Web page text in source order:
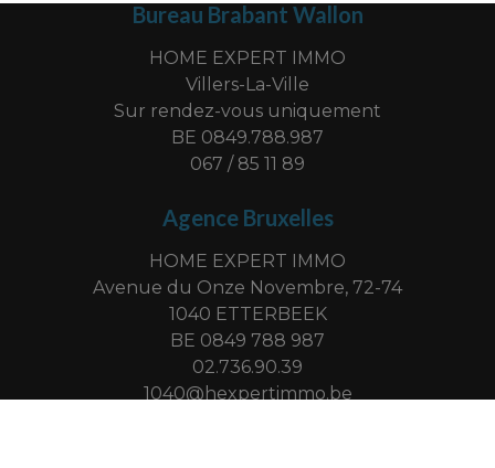
Bureau Brabant Wallon
HOME EXPERT IMMO
Villers-La-Ville
Sur rendez-vous uniquement
BE 0849.788.987
067 / 85 11 89
Agence Bruxelles
HOME EXPERT IMMO
Avenue du Onze Novembre, 72-74
1040 ETTERBEEK
BE 0849 788 987
02.736.90.39
1040@hexpertimmo.be